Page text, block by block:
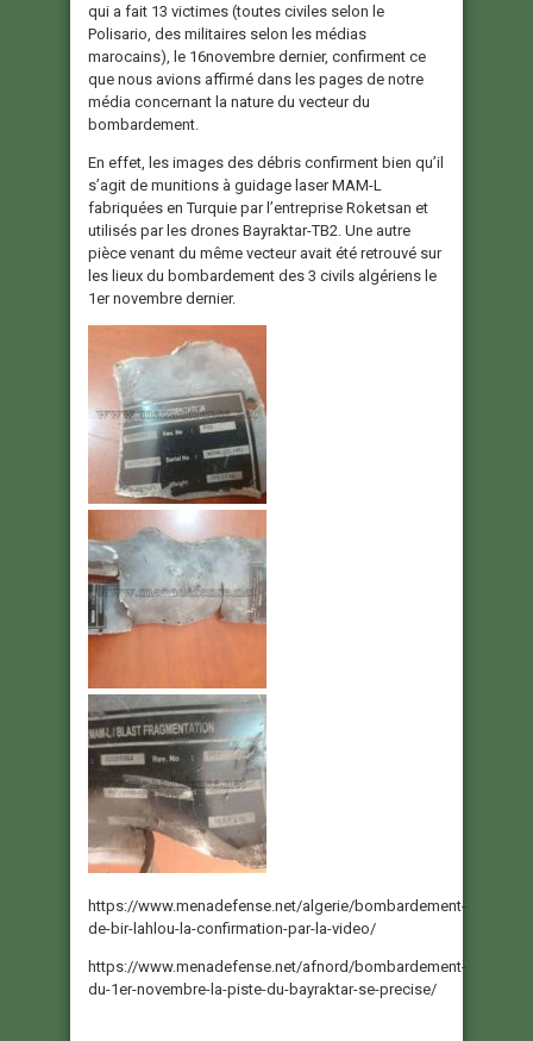
qui a fait 13 victimes (toutes civiles selon le
Polisario, des militaires selon les médias
marocains), le 16novembre dernier, confirment ce
que nous avions affirmé dans les pages de notre
média concernant la nature du vecteur du
bombardement.
En effet, les images des débris confirment bien qu’il
s’agit de munitions à guidage laser MAM-L
fabriquées en Turquie par l’entreprise Roketsan et
utilisés par les drones Bayraktar-TB2. Une autre
pièce venant du même vecteur avait été retrouvé sur
les lieux du bombardement des 3 civils algériens le
1er novembre dernier.
https://www.menadefense.net/algerie/bombardement-
de-bir-lahlou-la-confirmation-par-la-video/
https://www.menadefense.net/afnord/bombardement-
du-1er-novembre-la-piste-du-bayraktar-se-precise/